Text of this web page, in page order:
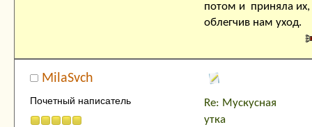
потом и приняла их,
облегчив нам уход.
MilaSvch
Почетный написатель
Re: Мускусная
утка